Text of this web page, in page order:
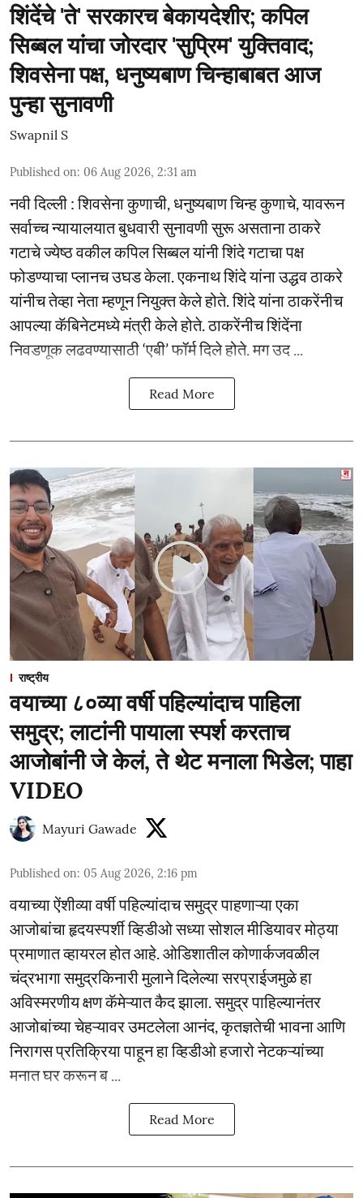
शिंदेंचे 'ते' सरकारच बेकायदेशीर; कपिल
सिब्बल यांचा जोरदार 'सुप्रिम' युक्तिवाद;
शिवसेना पक्ष, धनुष्यबाण चिन्हाबाबत आज
पुन्हा सुनावणी
Swapnil S
Published on: 06 Aug 2026, 2:31 am
नवी दिल्ली : शिवसेना कुणाची, धनुष्यबाण चिन्ह कुणाचे, यावरून
सर्वाच्च न्यायालयात बुधवारी सुनावणी सुरू असताना ठाकरे
गटाचे ज्येष्ठ वकील कपिल सिब्बल यांनी शिंदे गटाचा पक्ष
फोडण्याचा प्लानच उघड केला. एकनाथ शिंदे यांना उद्धव ठाकरे
यांनीच तेव्हा नेता म्हणून नियुक्त केले होते. शिंदे यांना ठाकरेंनीच
आपल्या कॅबिनेटमध्ये मंत्री केले होते. ठाकरेंनीच शिंदेंना
निवडणूक लढवण्यासाठी ‘एबी’ फॉर्म दिले होते. मग उद ...
Read More
राष्ट्रीय
वयाच्या ८०व्या वर्षी पहिल्यांदाच पाहिला
समुद्र; लाटांनी पायाला स्पर्श करताच
आजोबांनी जे केलं, ते थेट मनाला भिडेल; पाहा
VIDEO
Mayuri Gawade
Published on: 05 Aug 2026, 2:16 pm
वयाच्या ऐंशीव्या वर्षी पहिल्यांदाच समुद्र पाहणाऱ्या एका
आजोबांचा हृदयस्पर्शी व्हिडीओ सध्या सोशल मीडियावर मोठ्या
प्रमाणात व्हायरल होत आहे. ओडिशातील कोणार्कजवळील
चंद्रभागा समुद्रकिनारी मुलाने दिलेल्या सरप्राईजमुळे हा
अविस्मरणीय क्षण कॅमेऱ्यात कैद झाला. समुद्र पाहिल्यानंतर
आजोबांच्या चेहऱ्यावर उमटलेला आनंद, कृतज्ञतेची भावना आणि
निरागस प्रतिक्रिया पाहून हा व्हिडीओ हजारो नेटकऱ्यांच्या
मनात घर करून ब ...
Read More